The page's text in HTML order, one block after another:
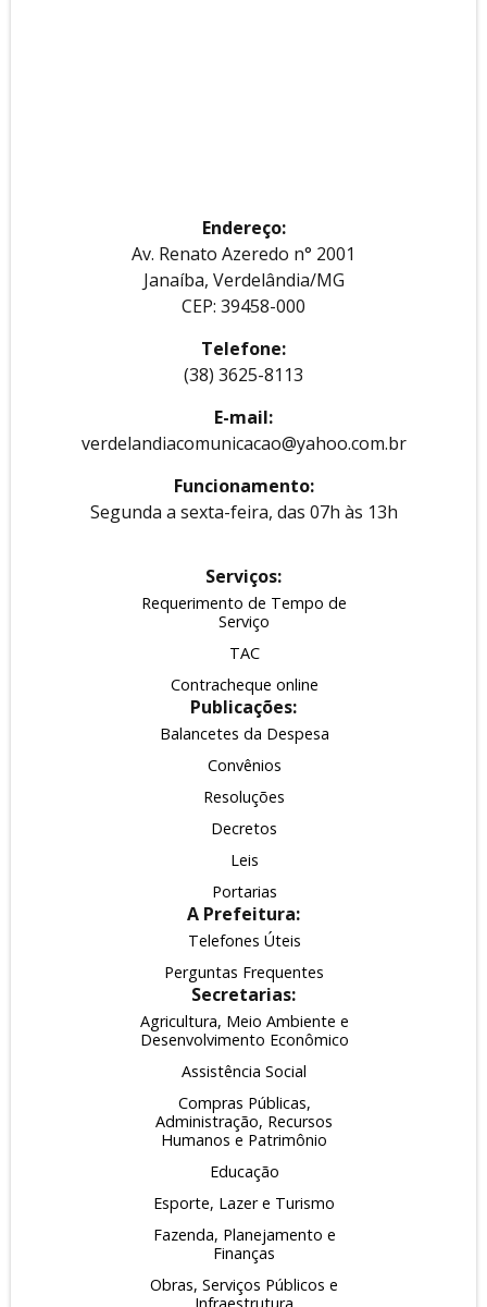
Endereço:
Av. Renato Azeredo n° 2001
Janaíba, Verdelândia/MG
CEP: 39458-000
Telefone:
(38) 3625-8113
E-mail:
verdelandiacomunicacao@yahoo.com.br
Funcionamento:
Segunda a sexta-feira, das 07h às 13h
Serviços:
Requerimento de Tempo de
Serviço
TAC
Contracheque online
Publicações:
Balancetes da Despesa
Convênios
Resoluções
Decretos
Leis
Portarias
A Prefeitura:
Telefones Úteis
Perguntas Frequentes
Secretarias:
Agricultura, Meio Ambiente e
Desenvolvimento Econômico
Assistência Social
Compras Públicas,
Administração, Recursos
Humanos e Patrimônio
Educação
Esporte, Lazer e Turismo
Fazenda, Planejamento e
Finanças
Obras, Serviços Públicos e
Infraestrutura